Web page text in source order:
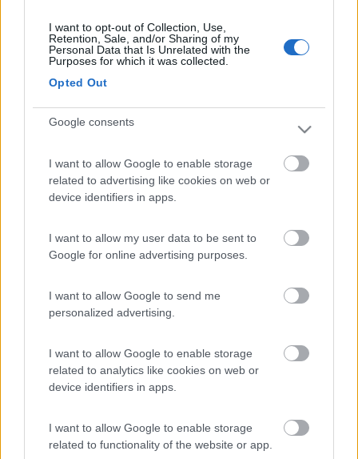
I want to opt-out of Collection, Use,
Retention, Sale, and/or Sharing of my
Personal Data that Is Unrelated with the
Purposes for which it was collected.
Opted Out
Google consents
I want to allow Google to enable storage
related to advertising like cookies on web or
device identifiers in apps.
I want to allow my user data to be sent to
Google for online advertising purposes.
I want to allow Google to send me
personalized advertising.
I want to allow Google to enable storage
related to analytics like cookies on web or
device identifiers in apps.
I want to allow Google to enable storage
related to functionality of the website or app.
Area Sosta Camper Orobie
Ardesio(BG)
Ardesio si blocca
mirka
Inserito il 13/01/2015
22:02:50
Mille grazie a tutti ! Non so però se riesco ad anticipare le ferie
fiorellino sbocciato [:D][:D][:D] Mirka
2219
Inserito il13/01/2015 alle:22:29:03
Andate tranquilli! Non ci sono più le stagioni di una volta![:D][:D]
kind of blue
3480